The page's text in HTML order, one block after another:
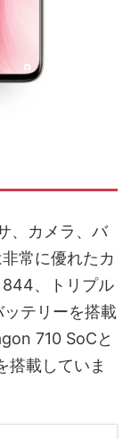
、カメラ、バ
常に優れたカ
、トリプル
テリーを搭載
710 SoCと
搭載していま